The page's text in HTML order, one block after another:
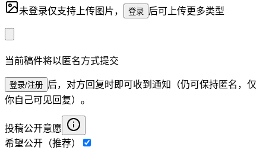
未登录仅支持上传图片， 登录 后可上传更多类型
当前稿件将以匿名方式提交
登录/注册 后，对方回复时即可收到通知（仍可保持匿名，仅
你自己可见回复）。
投稿公开意愿
希望公开（推荐）